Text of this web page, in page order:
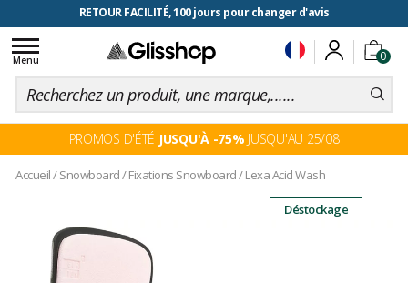
RETOUR FACILITÉ, 100 jours pour changer d'avis
0
Toggle
navigation
Menu
PROMOS D'ÉTÉ JUSQU'À -75% JUSQU'AU 25/08
Accueil/Snowboard/Fixations Snowboard/Lexa Acid Wash
Déstockage